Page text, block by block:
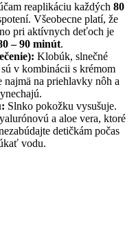
reaplikáciu každých 80
Všeobecne platí, že
pri aktívnych deťoch je
– 90 minút.
Klobúk, slnečné
v kombinácii s krémom
najmä na priehlavky nôh a
Slnko pokožku vysušuje.
a aloe vera, ktoré
detičkám počas
vodu.